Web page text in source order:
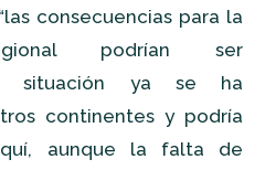
consecuencias para la
podrían ser
situación ya se ha
continentes y podría
aunque la falta de